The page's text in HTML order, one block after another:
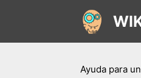
Ayuda para